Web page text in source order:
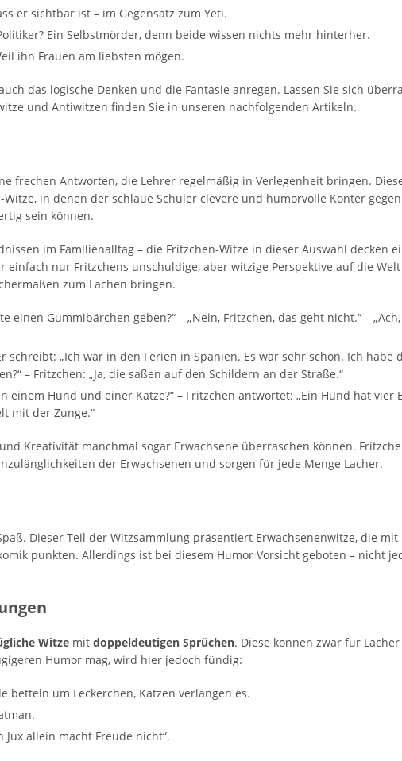
er sichtbar ist – im Gegensatz zum Yeti.
Ein Selbstmörder, denn beide wissen nichts mehr hinterher.
ihn Frauen am liebsten mögen.
das logische Denken und die Fantasie anregen. Lassen Sie sich
und Antiwitzen finden Sie in unseren nachfolgenden Artikeln.
frechen Antworten, die Lehrer regelmäßig in Verlegenheit bringen.
in denen der schlaue Schüler clevere und humorvolle Konter
sein können.
im Familienalltag – die Fritzchen-Witze in dieser Auswahl decken
nur Fritzchens unschuldige, aber witzige Perspektive auf die Welt
zum Lachen bringen.
Gummibärchen geben?“ – „Nein, Fritzchen, das geht nicht.“ –
schreibt: „Ich war in den Ferien in Spanien. Es war sehr schön. Ich habe
– Fritzchen: „Ja, die saßen auf den Schildern an der Straße.“
Hund und einer Katze?“ – Fritzchen antwortet: „Ein Hund hat vier
mit der Zunge.“
Kreativität manchmal sogar Erwachsene überraschen können.
der Erwachsenen und sorgen für jede Menge Lacher.
Dieser Teil der Witzsammlung präsentiert Erwachsenenwitze, die mit
punkten. Allerdings ist bei diesem Humor Vorsicht geboten – nicht
Witze mit doppeldeutigen Sprüchen. Diese können zwar für
Humor mag, wird hier jedoch fündig:
betteln um Leckerchen, Katzen verlangen es.
allein macht Freude nicht“.